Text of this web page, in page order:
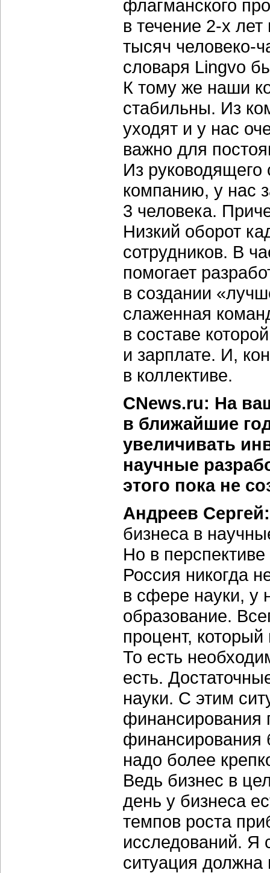
флагманского
в течение 2-х
тысяч человеко-
словаря Lingvo
К тому же наши
стабильны. Из
уходят и у нас
важно для
Из руководящего
компанию, у нас
3 человека.
Низкий оборот
сотрудников. В
помогает
в создании
слаженная
в составе
и зарплате. И,
в коллективе.
CNews.ru: На
в ближайшие
увеличивать
научные
этого пока не
Андреев Сергей:
бизнеса в
Но в
Россия никогда
в сфере науки, у
образование.
процент,
То есть
есть.
науки. С этим
финансирования
финансирования
надо более
Ведь бизнес в
день у бизнеса
темпов роста
исследований. Я
ситуация должна